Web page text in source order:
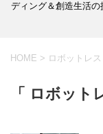
ディング＆創造生活
HOME > ロボットレ
「 ロボット